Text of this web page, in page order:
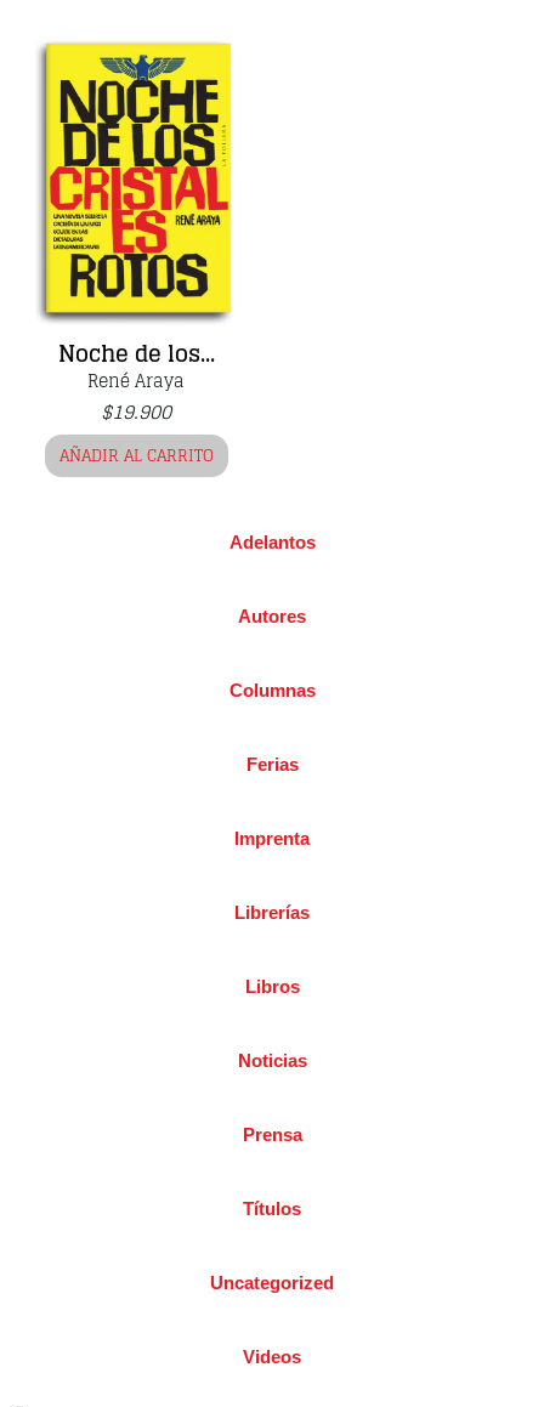
Noche de los...
$19.900
René Araya
AÑADIR AL CARRITO
Adelantos
Autores
Columnas
Ferias
Imprenta
Librerías
Libros
Noticias
Prensa
Títulos
Uncategorized
Videos